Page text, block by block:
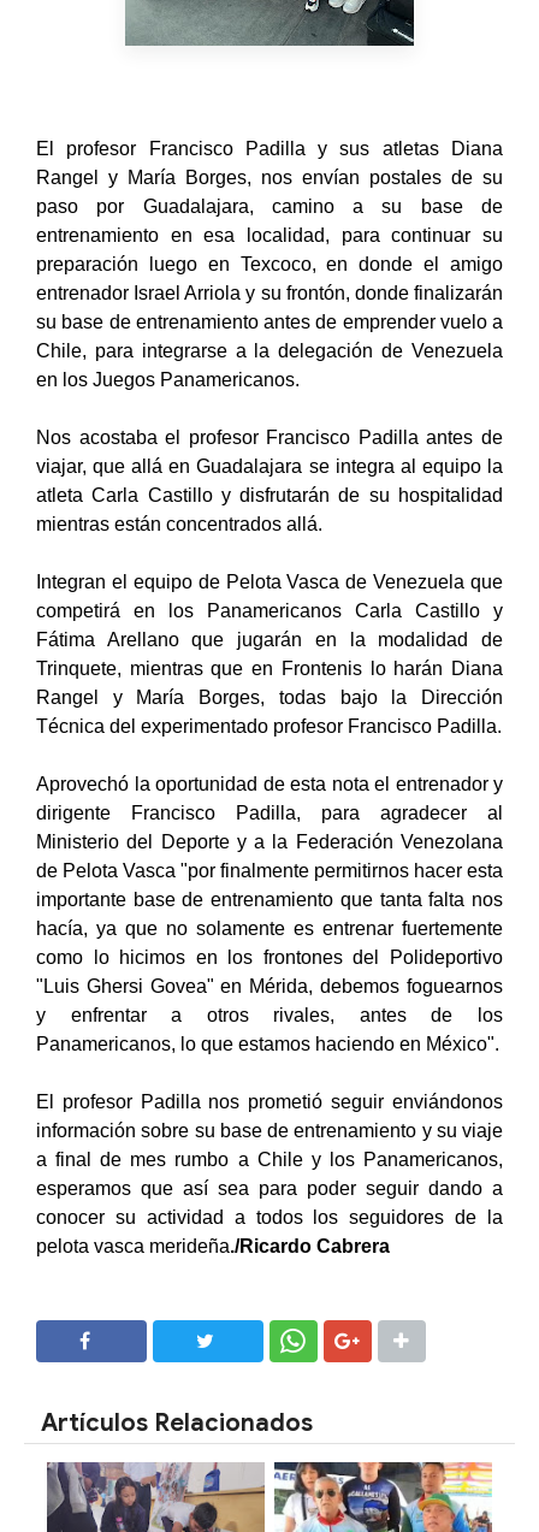
El profesor Francisco Padilla y sus atletas Diana
Rangel y María Borges, nos envían postales de su
paso por Guadalajara, camino a su base de
entrenamiento en esa localidad, para continuar su
preparación luego en Texcoco, en donde el amigo
entrenador Israel Arriola y su frontón, donde finalizarán
su base de entrenamiento antes de emprender vuelo a
Chile, para integrarse a la delegación de Venezuela
en los Juegos Panamericanos.
Nos acostaba el profesor Francisco Padilla antes de
viajar, que allá en Guadalajara se integra al equipo la
atleta Carla Castillo y disfrutarán de su hospitalidad
mientras están concentrados allá.
Integran el equipo de Pelota Vasca de Venezuela que
competirá en los Panamericanos Carla Castillo y
Fátima Arellano que jugarán en la modalidad de
Trinquete, mientras que en Frontenis lo harán Diana
Rangel y María Borges, todas bajo la Dirección
Técnica del experimentado profesor Francisco Padilla.
Aprovechó la oportunidad de esta nota el entrenador y
dirigente Francisco Padilla, para agradecer al
Ministerio del Deporte y a la Federación Venezolana
de Pelota Vasca "por finalmente permitirnos hacer esta
importante base de entrenamiento que tanta falta nos
hacía, ya que no solamente es entrenar fuertemente
como lo hicimos en los frontones del Polideportivo
"Luis Ghersi Govea" en Mérida, debemos foguearnos
y enfrentar a otros rivales, antes de los
Panamericanos, lo que estamos haciendo en México".
El profesor Padilla nos prometió seguir enviándonos
información sobre su base de entrenamiento y su viaje
a final de mes rumbo a Chile y los Panamericanos,
esperamos que así sea para poder seguir dando a
conocer su actividad a todos los seguidores de la
pelota vasca merideña./Ricardo Cabrera
Artículos Relacionados